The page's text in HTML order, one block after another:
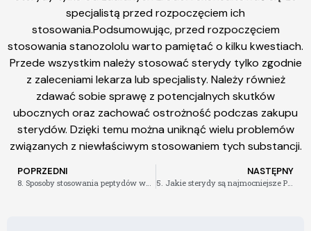
specjalistą przed rozpoczęciem ich
stosowania.Podsumowując, przed rozpoczęciem
stosowania stanozololu warto pamiętać o kilku kwestiach.
Przede wszystkim należy stosować sterydy tylko zgodnie
z zaleceniami lekarza lub specjalisty. Należy również
zdawać sobie sprawę z potencjalnych skutków
ubocznych oraz zachować ostrożność podczas zakupu
sterydów. Dzięki temu można uniknąć wielu problemów
związanych z niewłaściwym stosowaniem tych substancji.
POPRZEDNI NASTĘPNY
5. Jakie sterydy są najmocniejsze Przegląd popularnych środków.